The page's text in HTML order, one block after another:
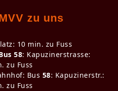
zu uns
10 min. zu Fuss
58: Kapuzinerstrasse:
zu Fuss
Bus 58: Kapuzinerstr.:
zu Fuss